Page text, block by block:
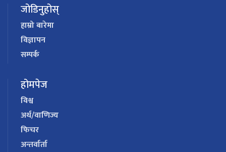
जोडिनुहोस्
हाम्रो बारेमा
विज्ञापन
सम्पर्क
होमपेज
विश्व
अर्थ/वाणिज्य
फिचर
अन्तर्वार्ता